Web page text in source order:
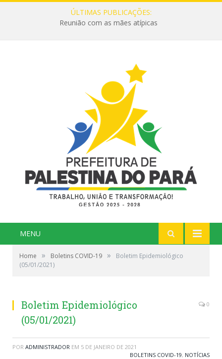
ÚLTIMAS PUBLICAÇÕES:
Reunião com as mães atípicas
MENU
Home » Boletins COVID-19 »
Boletim Epidemiológico
(05/01/2021)
Boletim Epidemiológico
(05/01/2021)
0
POR ADMINISTRADOR EM 5 DE JANEIRO DE 2021
BOLETINS COVID-19, NOTÍCIAS